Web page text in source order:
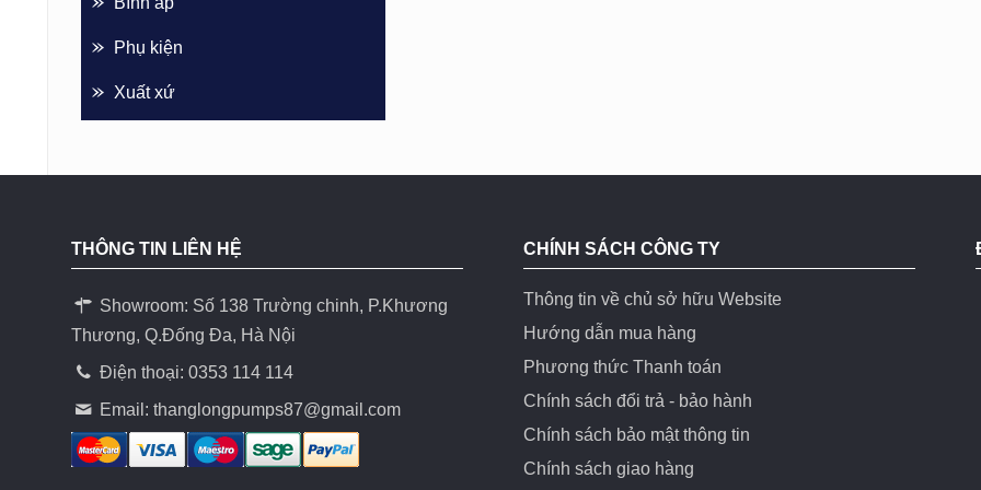
Phụ kiện
Xuất xứ
THÔNG TIN LIÊN HỆ
Showroom: Số 138 Trường chinh, P.Khương
Thương, Q.Đống Đa, Hà Nội
Điện thoại: 0353 114 114
Email:thanglongpumps87@gmail.com
CHÍNH SÁCH CÔNG TY
Thông tin về chủ sở hữu Website
Hướng dẫn mua hàng
Phương thức Thanh toán
Chính sách đổi trả - bảo hành
Chính sách bảo mật thông tin
Chính sách giao hàng